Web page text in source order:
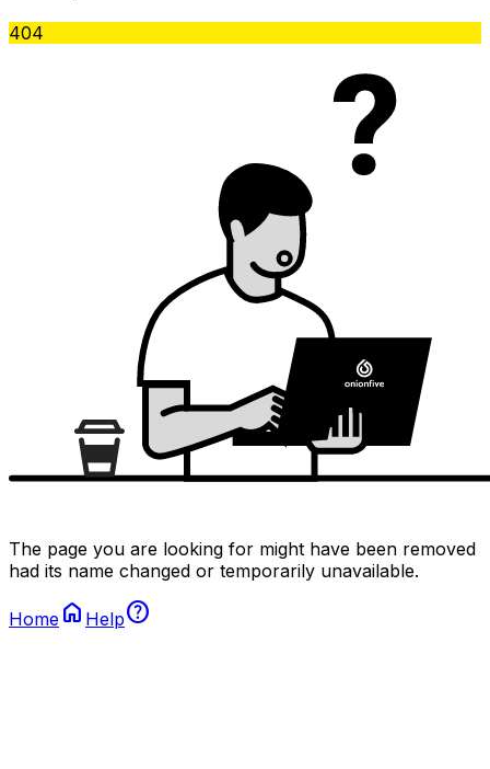
404
The page you are looking for might have been removed
had its name changed or temporarily unavailable.
Home home Helphelp